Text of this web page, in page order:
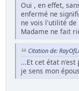
Oui , en effet,
enfermé ne
ne vois l'utilité de
Madame ne fait
Citation de:
...Et cet état n'est
je sens mon